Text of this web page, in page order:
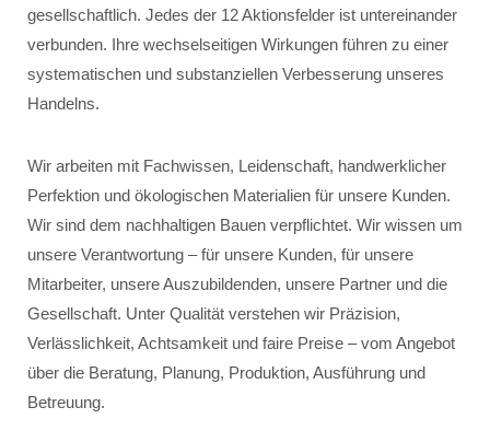
gesellschaftlich. Jedes der 12 Aktionsfelder ist untereinander
verbunden. Ihre wechselseitigen Wirkungen führen zu einer
systematischen und substanziellen Verbesserung unseres
Handelns.
Wir arbeiten mit Fachwissen, Leidenschaft, handwerklicher
Perfektion und ökologischen Materialien für unsere Kunden.
Wir sind dem nachhaltigen Bauen verpflichtet. Wir wissen um
unsere Verantwortung – für unsere Kunden, für unsere
Mitarbeiter, unsere Auszubildenden, unsere Partner und die
Gesellschaft. Unter Qualität verstehen wir Präzision,
Verlässlichkeit, Achtsamkeit und faire Preise – vom Angebot
über die Beratung, Planung, Produktion, Ausführung und
Betreuung.